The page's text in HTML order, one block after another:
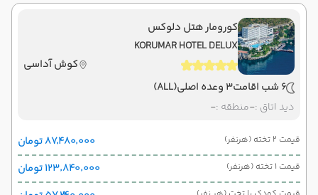
کورومار هتل دلوکس
KORUMAR HOTEL DELUX
کوش آداسی
6 شب اقامت
3 وعده اصلی
(ALL)
دید اتاق :-منطقه :-
قیمت 2 تخته (هرنفر) ۸۷٬۴۸۰٬۰۰۰ تومان
قیمت 1 تخته (هرنفر) ۱۲۳٬۸۴۰٬۰۰۰ تومان